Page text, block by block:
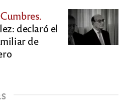
declaró el
de